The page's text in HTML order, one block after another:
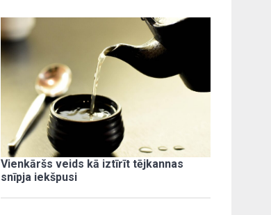
Vienkāršs veids kā iztīrīt tējkannas
snīpja iekšpusi